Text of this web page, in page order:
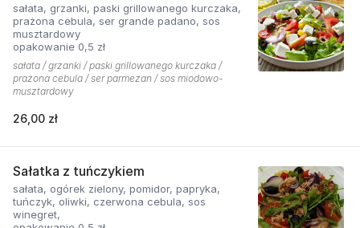
sałata, grzanki, paski grillowanego kurczaka,
prażona cebula, ser grande padano, sos
musztardowy
opakowanie 0,5 zł
sałata / grzanki / paski grillowanego kurczaka /
prażona cebula / ser parmezan / sos miodowo-
musztardowy
26,00 zł
Sałatka z tuńczykiem
sałata, ogórek zielony, pomidor, papryka,
tuńczyk, oliwki, czerwona cebula, sos
winegret,